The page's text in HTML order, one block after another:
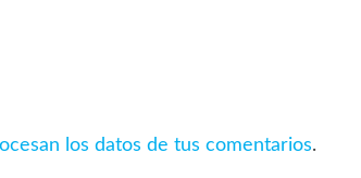
los datos de tus comentarios.